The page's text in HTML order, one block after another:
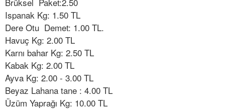
Ispanak Kg: 1.50 TL
Dere Otu Demet: 1.00 TL.
Havuç Kg: 2.00 TL
Karnı bahar Kg: 2.50 TL
Kabak Kg: 2.00 TL
Ayva Kg: 2.00 - 3.00 TL
Beyaz Lahana tane : 4.00 TL
Üzüm Yaprağı Kg: 10.00 TL